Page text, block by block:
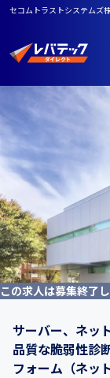
セコムトラストシステムズ
この求人は募集終了
サーバー、ネッ
品質な脆弱性診
フォーム（ネッ